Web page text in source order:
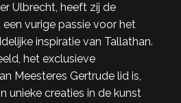
Ulbrecht, heeft zij de
vurige passie voor het
inspiratie van Tallathan.
het exclusieve
Meesteres Gertrude lid is,
unieke creaties in de kunst